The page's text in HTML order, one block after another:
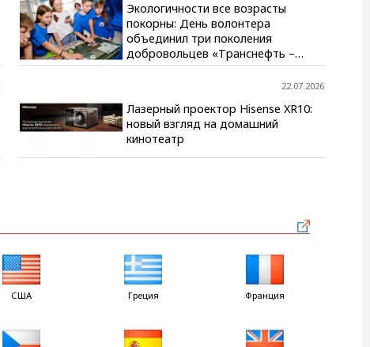
Экологичности все возрасты
покорны: День волонтера
объединил три поколения
добровольцев «Транснефть –
Прикамье»
22.07.2026
Лазерный проектор Hisense XR10:
новый взгляд на домашний
кинотеатр
США Греция Франция